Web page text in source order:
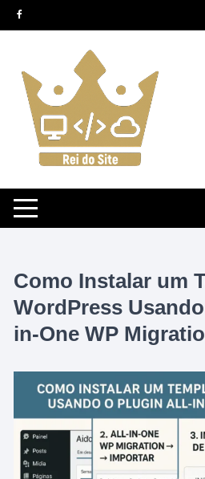
Pular
para
conteúdo
Como Instalar um
WordPress
in-One WP